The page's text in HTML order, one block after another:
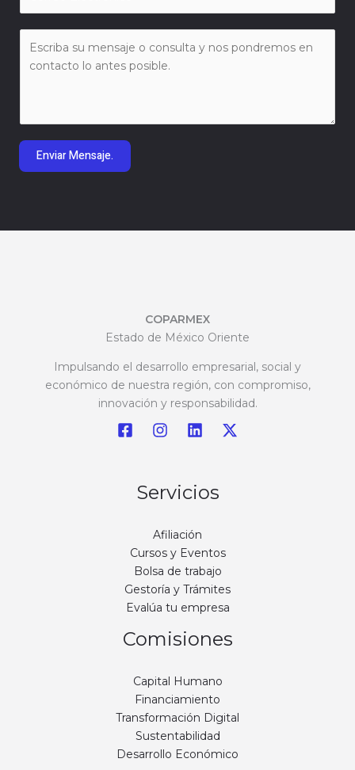
j
e
*
Enviar Mensaje.
COPARMEX
Estado de México Oriente
Impulsando el desarrollo empresarial, social y
económico de nuestra región, con compromiso,
innovación y responsabilidad.
Servicios
Afiliación
Cursos y Eventos
Bolsa de trabajo
Gestoría y Trámites
Evalúa tu empresa
Comisiones
Capital Humano
Financiamiento
Transformación Digital
Sustentabilidad
Desarrollo Económico